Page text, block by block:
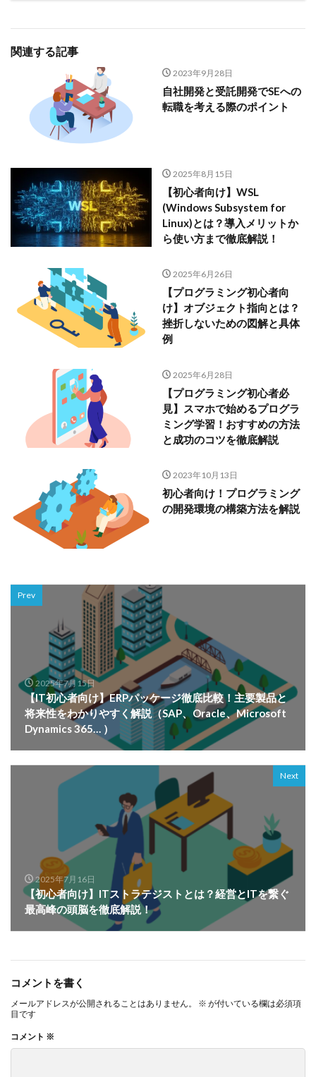
関連する記事
2023年9月28日
自社開発と受託開発でSEへの
転職を考える際のポイント
2025年8月15日
【初心者向け】WSL
(Windows Subsystem for
Linux)とは？導入メリットか
ら使い方まで徹底解説！
2025年6月26日
【プログラミング初心者向
け】オブジェクト指向とは？
挫折しないための図解と具体
例
2025年6月28日
【プログラミング初心者必
見】スマホで始めるプログラ
ミング学習！おすすめの方法
と成功のコツを徹底解説
2023年10月13日
初心者向け！プログラミング
の開発環境の構築方法を解説
Prev
2025年7月15日
【IT初心者向け】ERPパッケージ徹底比較！主要製品と
将来性をわかりやすく解説（SAP、Oracle、Microsoft
Dynamics 365… ）
Next
2025年7月16日
【初心者向け】ITストラテジストとは？経営とITを繋ぐ
最高峰の頭脳を徹底解説！
コメントを書く
メールアドレスが公開されることはありません。 ※ が付いている欄は必須項
目です
コメント ※